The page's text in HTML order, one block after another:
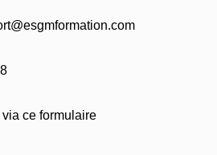
ce formulaire